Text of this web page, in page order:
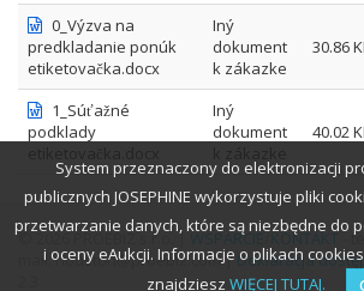
0_Výzva na
predkladanie ponúk
etiketovačka.docx
Iný
dokument
k zákazke
30.86
1_Súťažné
podklady
Iný
dokument
40.02
© 2026 PROEBIZ s.r.o. |WSPARCIE/KONTAKT-
mail: houston@proebiz.com | Deklaracja
System przeznaczony do elektronizacji
publicznych JOSEPHINE wykorzystuje pliki
przetwarzanie danych, które są niezbędne do
i oceny eAukcji. Informacje o plikach
znajdziesz WIĘCEJ TUTAJ.